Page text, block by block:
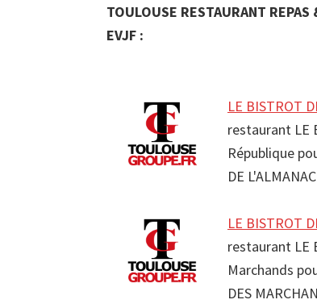
TOULOUSE RESTAURANT
EVJF :
LE BISTROT
restaurant LE
République
DE
LE BISTROT
restaurant LE
Marchands
DES